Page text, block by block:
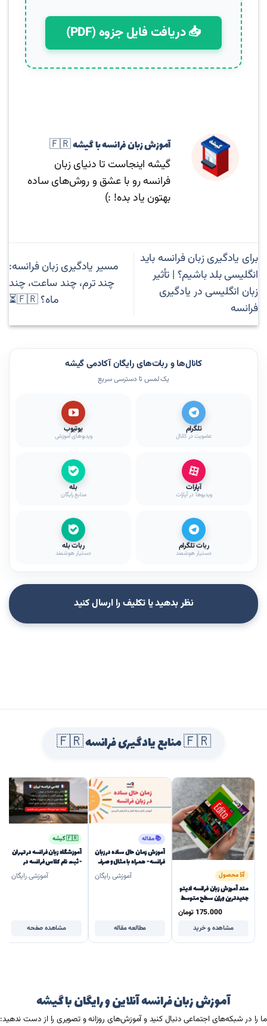
📥 دریافت فایل جزوه (PDF)
آموزش زبان فرانسه با گیشه 🇫🇷
گیشه اینجاست تا دنیای زبان
فرانسه رو با عشق و روش‌های ساده
بهتون یاد بده! :)
برای یادگیری زبان فرانسه باید
انگلیسی بلد باشیم؟ | تأثیر
زبان انگلیسی در یادگیری
فرانسه
مسیر یادگیری زبان فرانسه:
چند ترم، چند ساعت، چند
ماه؟ 🇫🇷⏳
کانال‌ها و ربات‌های رایگان آکادمی گیشه
یک لمس تا دسترسی سریع
تلگرام
عضویت در کانال
یوتیوب
ویدیوهای آموزشی
آپارات
ویدیوها در آپارات
بله
منابع رایگان
ربات تلگرام
دستیار هوشمند
ربات بله
دستیار هوشمند
نظر بدهید یا تکلیف را ارسال کنید
🇫🇷 منابع یادگیری فرانسه 🇫🇷
🛒 محصول
متد آموزش زبان فرانسه ادیتو
جدیدترین ورژن سطح متوسط
175.000 تومان
مشاهده و خرید
📚 مقاله
آموزش زمان حال ساده در زبان
فرانسه - همراه با مثال و صرف
فعل های پرکاربردآموزشی رایگان
مطالعه مقاله
🇫🇷 گیشه
آموزشگاه زبان فرانسه در تهران
- ثبت نام کلاس فرانسه در
تهران مبتدی و پیشرفتهآموزشی رایگان
مشاهده صفحه
آموزش زبان فرانسه آنلاین و رایگان با گیشه
ما را در شبکه‌های اجتماعی دنبال کنید و آموزش‌های روزانه و تصویری را از دست ندهید: